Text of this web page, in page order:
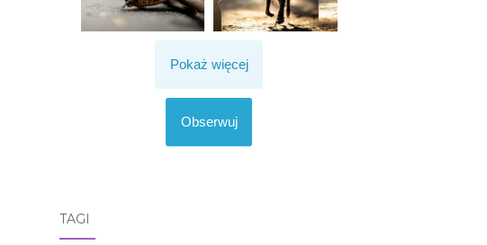
Pokaż więcej
Obserwuj
TAGI